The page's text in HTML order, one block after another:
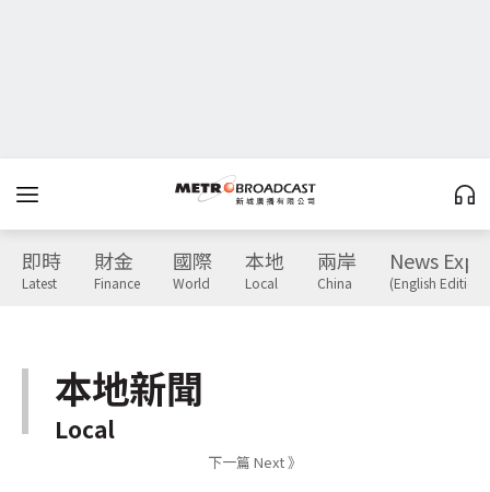
即時
Latest
財金
Finance
國際
World
本地
Local
兩岸
China
News
(English Edition)
本地新聞
Local
下一篇 Next 》